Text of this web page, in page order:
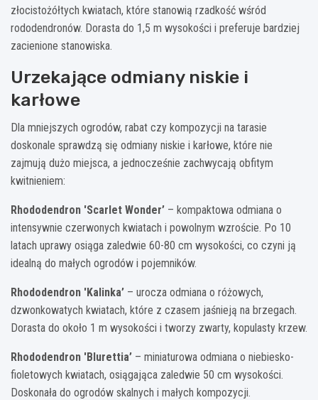
złocistożółtych kwiatach, które stanowią rzadkość wśród
rododendronów. Dorasta do 1,5 m wysokości i preferuje bardziej
zacienione stanowiska.
Urzekające odmiany niskie i
karłowe
Dla mniejszych ogrodów, rabat czy kompozycji na tarasie
doskonale sprawdzą się odmiany niskie i karłowe, które nie
zajmują dużo miejsca, a jednocześnie zachwycają obfitym
kwitnieniem:
Rhododendron 'Scarlet Wonder’ – kompaktowa odmiana o
intensywnie czerwonych kwiatach i powolnym wzroście. Po 10
latach uprawy osiąga zaledwie 60-80 cm wysokości, co czyni ją
idealną do małych ogrodów i pojemników.
Rhododendron 'Kalinka’ – urocza odmiana o różowych,
dzwonkowatych kwiatach, które z czasem jaśnieją na brzegach.
Dorasta do około 1 m wysokości i tworzy zwarty, kopulasty krzew.
Rhododendron 'Blurettia’ – miniaturowa odmiana o niebiesko-
fioletowych kwiatach, osiągająca zaledwie 50 cm wysokości.
Doskonała do ogrodów skalnych i małych kompozycji.